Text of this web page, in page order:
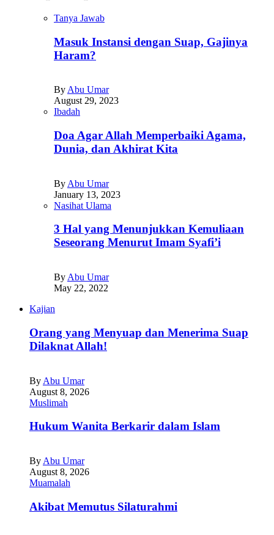
Tanya Jawab
Masuk Instansi dengan Suap, Gajinya
Haram?
By Abu Umar
August 29, 2023
Ibadah
Doa Agar Allah Memperbaiki Agama,
Dunia, dan Akhirat Kita
By Abu Umar
January 13, 2023
Nasihat Ulama
3 Hal yang Menunjukkan Kemuliaan
Seseorang Menurut Imam Syafi’i
By Abu Umar
May 22, 2022
Kajian
Orang yang Menyuap dan Menerima Suap
Dilaknat Allah!
By Abu Umar
August 8, 2026
Muslimah
Hukum Wanita Berkarir dalam Islam
By Abu Umar
August 8, 2026
Muamalah
Akibat Memutus Silaturahmi